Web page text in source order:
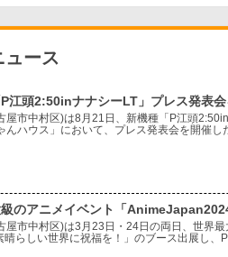
ュース
頭2:50inナナシーLT」プレス発表会
屋市中村区)は8月21日、新機種「P江頭
んハウス」において、プレス発表会を開催し
のアニメイベント「
屋市中村区)は3月23日・24日の両日、世界
らしい世界に祝福を！」のブース出展し、